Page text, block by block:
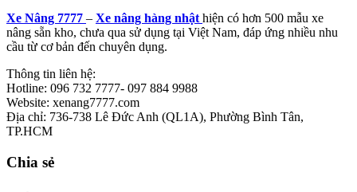
Xe Nâng 7777 – Xe nâng hàng nhật hiện có hơn 500 mẫu xe
nâng sẵn kho, chưa qua sử dụng tại Việt Nam, đáp ứng nhiều nhu
cầu từ cơ bản đến chuyên dụng.
Thông tin liên hệ:
Hotline: 096 732 7777- 097 884 9988
Website: xenang7777.com
Địa chỉ: 736-738 Lê Đức Anh (QL1A), Phường Bình Tân,
TP.HCM
Chia sẻ